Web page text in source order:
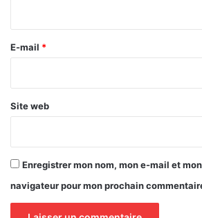
e
E-mail *
Site web
Enregistrer mon nom, mon e-mail et
navigateur pour mon prochain